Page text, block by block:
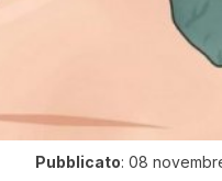
Pubblicato: 08